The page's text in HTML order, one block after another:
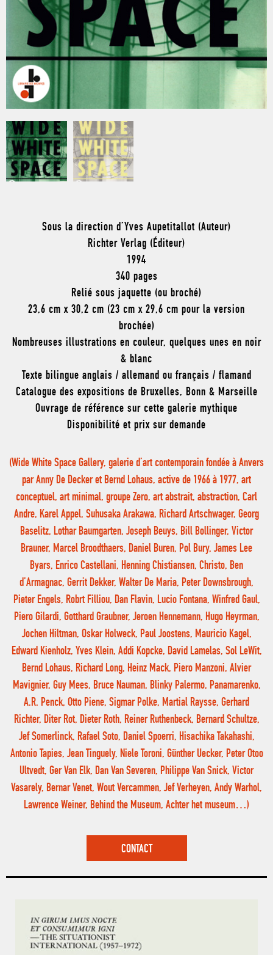
Sous la direction d’Yves Aupetitallot (Auteur)
Richter Verlag (Éditeur)
1994
340 pages
Relié sous jaquette (ou broché)
23,6 cm x 30,2 cm (23 cm x 29,6 cm pour la version
brochée)
Nombreuses illustrations en couleur, quelques unes en noir
& blanc
Texte bilingue anglais / allemand ou français / flamand
Catalogue des expositions de Bruxelles, Bonn & Marseille
Ouvrage de référence sur cette galerie mythique
Disponibilité et prix sur demande
(Wide White Space Gallery, galerie d’art contemporain fondée à Anvers
par Anny De Decker et Bernd Lohaus, active de 1966 à 1977, art
conceptuel, art minimal, groupe Zero, art abstrait, abstraction, Carl
Andre, Karel Appel, Suhusaka Arakawa, Richard Artschwager, Georg
Baselitz, Lothar Baumgarten, Joseph Beuys, Bill Bollinger, Victor
Brauner, Marcel Broodthaers, Daniel Buren, Pol Bury, James Lee
Byars, Enrico Castellani, Henning Chistiansen, Christo, Ben
d’Armagnac, Gerrit Dekker, Walter De Maria, Peter Downsbrough,
Pieter Engels, Robrt Filliou, Dan Flavin, Lucio Fontana, Winfred Gaul,
Piero Gilardi, Gotthard Graubner, Jeroen Hennemann, Hugo Heyrman,
Jochen Hiltman, Oskar Holweck, Paul Joostens, Mauricio Kagel,
Edward Kienholz, Yves Klein, Addi Kopcke, David Lamelas, Sol LeWit,
Bernd Lohaus, Richard Long, Heinz Mack, Piero Manzoni, Alvier
Mavignier, Guy Mees, Bruce Nauman, Blinky Palermo, Panamarenko,
A.R. Penck, Otto Piene, Sigmar Polke, Martial Raysse, Gerhard
Richter, Diter Rot, Dieter Roth, Reiner Ruthenbeck, Bernard Schultze,
Jef Somerlinck, Rafael Soto, Daniel Spoerri, Hisachika Takahashi,
Antonio Tapies, Jean Tinguely, Niele Toroni, Günther Uecker, Peter Otoo
Ultvedt, Ger Van Elk, Dan Van Severen, Philippe Van Snick, Victor
Vasarely, Bernar Venet, Wout Vercammen, Jef Verheyen, Andy Warhol,
Lawrence Weiner, Behind the Museum, Achter het museum…)
CONTACT